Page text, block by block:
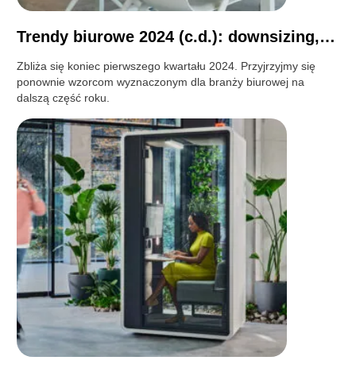
Trendy biurowe 2024 (c.d.): downsizing,…
Zbliża się koniec pierwszego kwartału 2024. Przyjrzyjmy się
ponownie wzorcom wyznaczonym dla branży biurowej na
dalszą część roku.